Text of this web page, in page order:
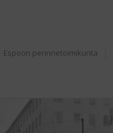
Espoon perinnetoimikunta